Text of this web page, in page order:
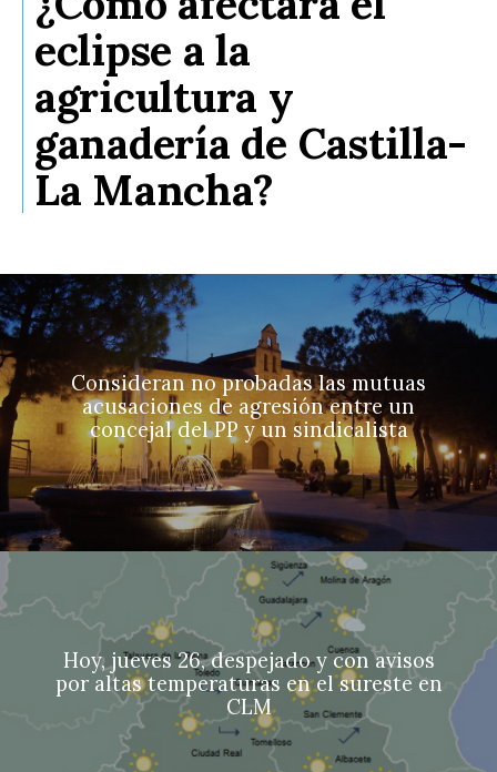
eclipse a la
agricultura y
ganadería de Castilla-
La Mancha?
Consideran no probadas las mutuas
acusaciones de agresión entre un
concejal del PP y un sindicalista
Hoy, jueves 26, despejado y con avisos
por altas temperaturas en el sureste en
CLM